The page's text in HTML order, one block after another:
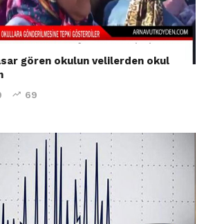
gören okulun velilerden okul
69